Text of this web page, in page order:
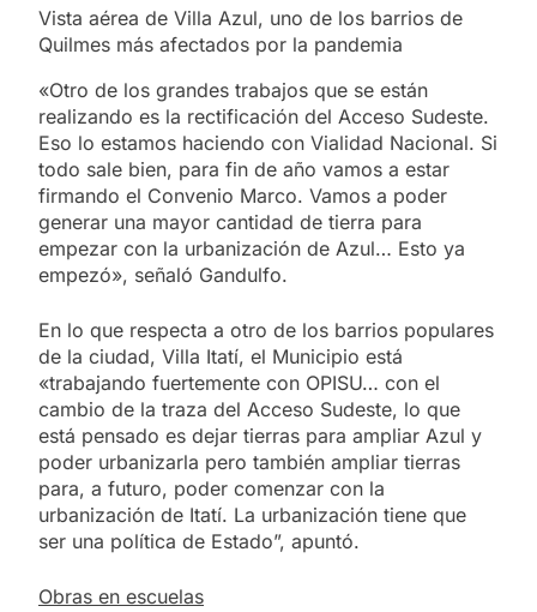
Vista aérea de Villa Azul, uno de los barrios de
Quilmes más afectados por la pandemia
«Otro de los grandes trabajos que se están
realizando es la rectificación del Acceso Sudeste.
Eso lo estamos haciendo con Vialidad Nacional. Si
todo sale bien, para fin de año vamos a estar
firmando el Convenio Marco. Vamos a poder
generar una mayor cantidad de tierra para
empezar con la urbanización de Azul… Esto ya
empezó», señaló Gandulfo.
En lo que respecta a otro de los barrios populares
de la ciudad, Villa Itatí, el Municipio está
«trabajando fuertemente con OPISU… con el
cambio de la traza del Acceso Sudeste, lo que
está pensado es dejar tierras para ampliar Azul y
poder urbanizarla pero también ampliar tierras
para, a futuro, poder comenzar con la
urbanización de Itatí. La urbanización tiene que
ser una política de Estado”, apuntó.
Obras en escuelas